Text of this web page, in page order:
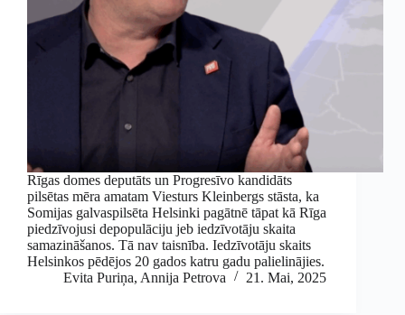
Rīgas domes deputāts un Progresīvo kandidāts
pilsētas mēra amatam Viesturs Kleinbergs stāsta, ka
Somijas galvaspilsēta Helsinki pagātnē tāpat kā Rīga
piedzīvojusi depopulāciju jeb iedzīvotāju skaita
samazināšanos. Tā nav taisnība. Iedzīvotāju skaits
Helsinkos pēdējos 20 gados katru gadu palielinājies.
Evita Puriņa, Annija Petrova 21. Mai, 2025